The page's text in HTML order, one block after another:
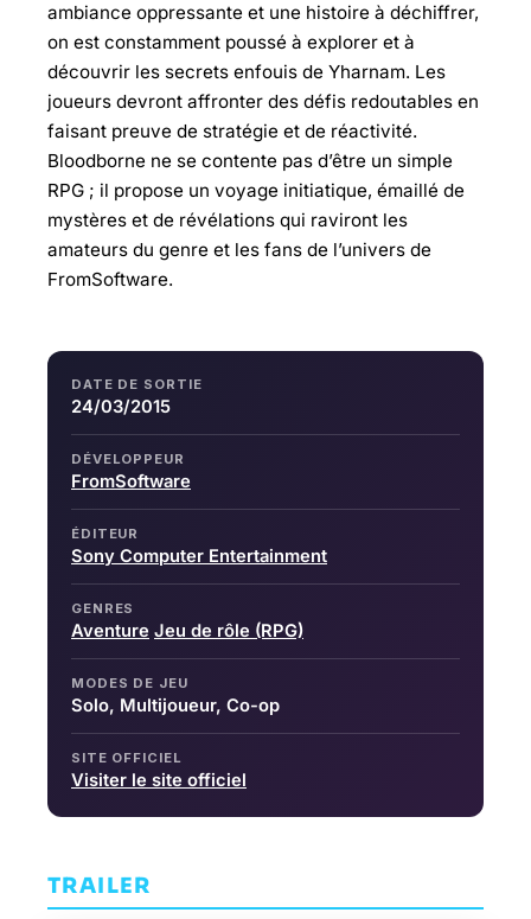
ambiance oppressante et une histoire à déchiffrer,
on est constamment poussé à explorer et à
découvrir les secrets enfouis de Yharnam. Les
joueurs devront affronter des défis redoutables en
faisant preuve de stratégie et de réactivité.
Bloodborne ne se contente pas d’être un simple
RPG ; il propose un voyage initiatique, émaillé de
mystères et de révélations qui raviront les
amateurs du genre et les fans de l’univers de
FromSoftware.
DATE DE SORTIE
24/03/2015
DÉVELOPPEUR
FromSoftware
ÉDITEUR
Sony Computer Entertainment
GENRES
Aventure Jeu de rôle (RPG)
MODES DE JEU
Solo, Multijoueur, Co-op
SITE OFFICIEL
Visiter le site officiel
TRAILER